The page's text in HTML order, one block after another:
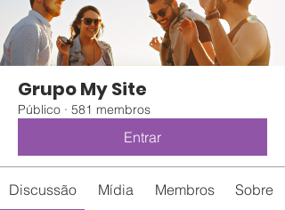
Grupo My Site
Público · 581 membros
Entrar
Discussão Mídia Membros Sobre